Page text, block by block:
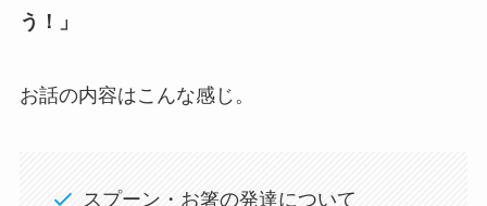
う！」
お話の内容はこんな感じ。
スプーン・お箸の発達について